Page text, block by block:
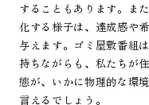
することもあります。ま
化する様子は、達成感や
与えます。ゴミ屋敷番組
持ちながらも、私たちが
態が、いかに物理的な環
言えるでしょう。